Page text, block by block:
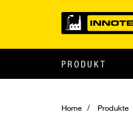
PRODUKT
Home Produkte